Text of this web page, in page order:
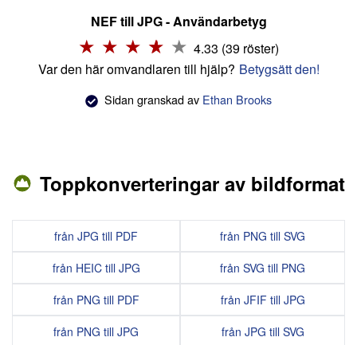
NEF till JPG - Användarbetyg
4.33 (39 röster)
Var den här omvandlaren till hjälp? Betygsätt den!
Sidan granskad av Ethan Brooks
Toppkonverteringar av bildformat
från JPG till PDF
från HEIC till JPG
från PNG till PDF
från PNG till JPG
från PNG till SVG
från SVG till PNG
från JFIF till JPG
från JPG till SVG